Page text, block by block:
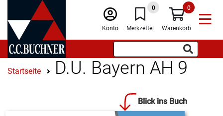
Konto
0
Merkzettel
0
Warenkorb
Startseite D.U. Bayern AH 9
Blick ins Buch